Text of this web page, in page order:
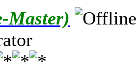
Master)